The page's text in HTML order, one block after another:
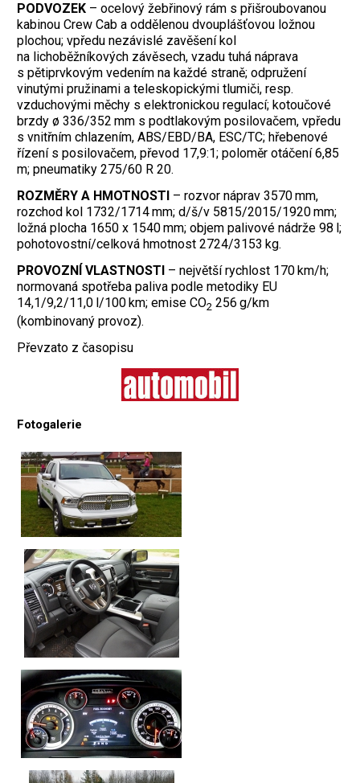
PODVOZEK – ocelový žebřinový rám s přišroubovanou
kabinou Crew Cab a oddělenou dvouplášťovou ložnou
plochou; vpředu nezávislé zavěšení kol
na lichoběžníkových závěsech, vzadu tuhá náprava
s pětiprvkovým vedením na každé straně; odpružení
vinutými pružinami a teleskopickými tlumiči, resp.
vzduchovými měchy s elektronickou regulací; kotoučové
brzdy ø 336/352 mm s podtlakovým posilovačem, vpředu
s vnitřním chlazením, ABS/EBD/BA, ESC/TC; hřebenové
řízení s posilovačem, převod 17,9:1; poloměr otáčení 6,85
m; pneumatiky 275/60 R 20.
ROZMĚRY A HMOTNOSTI – rozvor náprav 3570 mm,
rozchod kol 1732/1714 mm; d/š/v 5815/2015/1920 mm;
ložná plocha 1650 x 1540 mm; objem palivové nádrže 98 l;
pohotovostní/celková hmotnost 2724/3153 kg.
PROVOZNÍ VLASTNOSTI – největší rychlost 170 km/h;
normovaná spotřeba paliva podle metodiky EU
14,1/9,2/11,0 l/100 km; emise CO2 256 g/km
(kombinovaný provoz).
Převzato z časopisu
Fotogalerie